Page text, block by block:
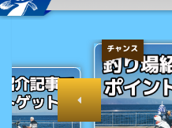
チャンス